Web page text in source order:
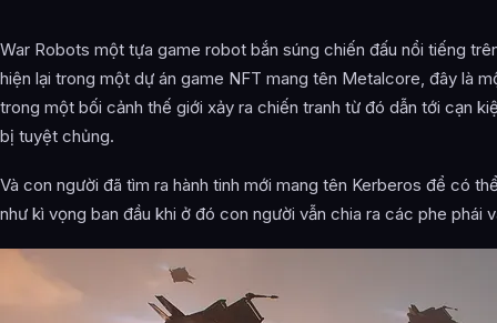
War Robots một tựa game robot bắn súng chiến đấu nổi tiếng
hiện lại trong một dự án game NFT mang tên Metalcore, đây là
trong một bối cảnh thế giới xảy ra chiến tranh từ đó dẫn tới cạn
bị tuyệt chủng.
Và con người đã tìm ra hành tinh mới mang tên Kerberos để có
như kì vọng ban đầu khi ở đó con người vẫn chia ra các phe phái